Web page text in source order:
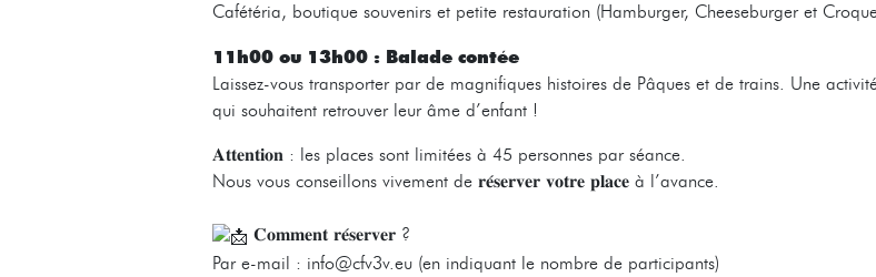
Cafétéria, boutique souvenirs et petite restauration (Hamburger, Cheeseburger et
11h00 ou 13h00 : Balade contée
Laissez-vous transporter par de magnifiques histoires de Pâques et de trains. Une
qui souhaitent retrouver leur âme d’enfant !
𝐀𝐭𝐭𝐞𝐧𝐭𝐢𝐨𝐧 : les places sont limitées à 45 personnes par séance.
Nous vous conseillons vivement de 𝐫𝐞́𝐬𝐞𝐫𝐯𝐞𝐫 𝐯𝐨𝐭𝐫𝐞 𝐩𝐥𝐚𝐜𝐞 à l’avance.
𝐂𝐨𝐦𝐦𝐞𝐧𝐭 𝐫𝐞́𝐬𝐞𝐫𝐯𝐞𝐫 ?
Par e-mail : info@cfv3v.eu (en indiquant le nombre de participants)